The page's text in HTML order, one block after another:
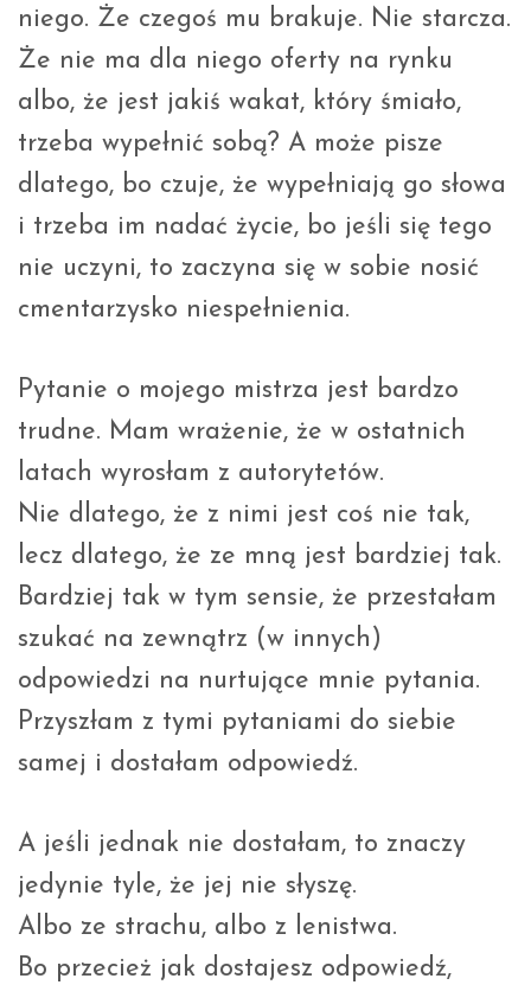
niego. Że czegoś mu brakuje. Nie starcza.
Że nie ma dla niego oferty na rynku
albo, że jest jakiś wakat, który śmiało,
trzeba wypełnić sobą? A może pisze
dlatego, bo czuje, że wypełniają go słowa
i trzeba im nadać życie, bo jeśli się tego
nie uczyni, to zaczyna się w sobie nosić
cmentarzysko niespełnienia.
Pytanie o mojego mistrza jest bardzo
trudne. Mam wrażenie, że w ostatnich
latach wyrosłam z autorytetów.
Nie dlatego, że z nimi jest coś nie tak,
lecz dlatego, że ze mną jest bardziej tak.
Bardziej tak w tym sensie, że przestałam
szukać na zewnątrz (w innych)
odpowiedzi na nurtujące mnie pytania.
Przyszłam z tymi pytaniami do siebie
samej i dostałam odpowiedź.
A jeśli jednak nie dostałam, to znaczy
jedynie tyle, że jej nie słyszę.
Albo ze strachu, albo z lenistwa.
Bo przecież jak dostajesz odpowiedź,